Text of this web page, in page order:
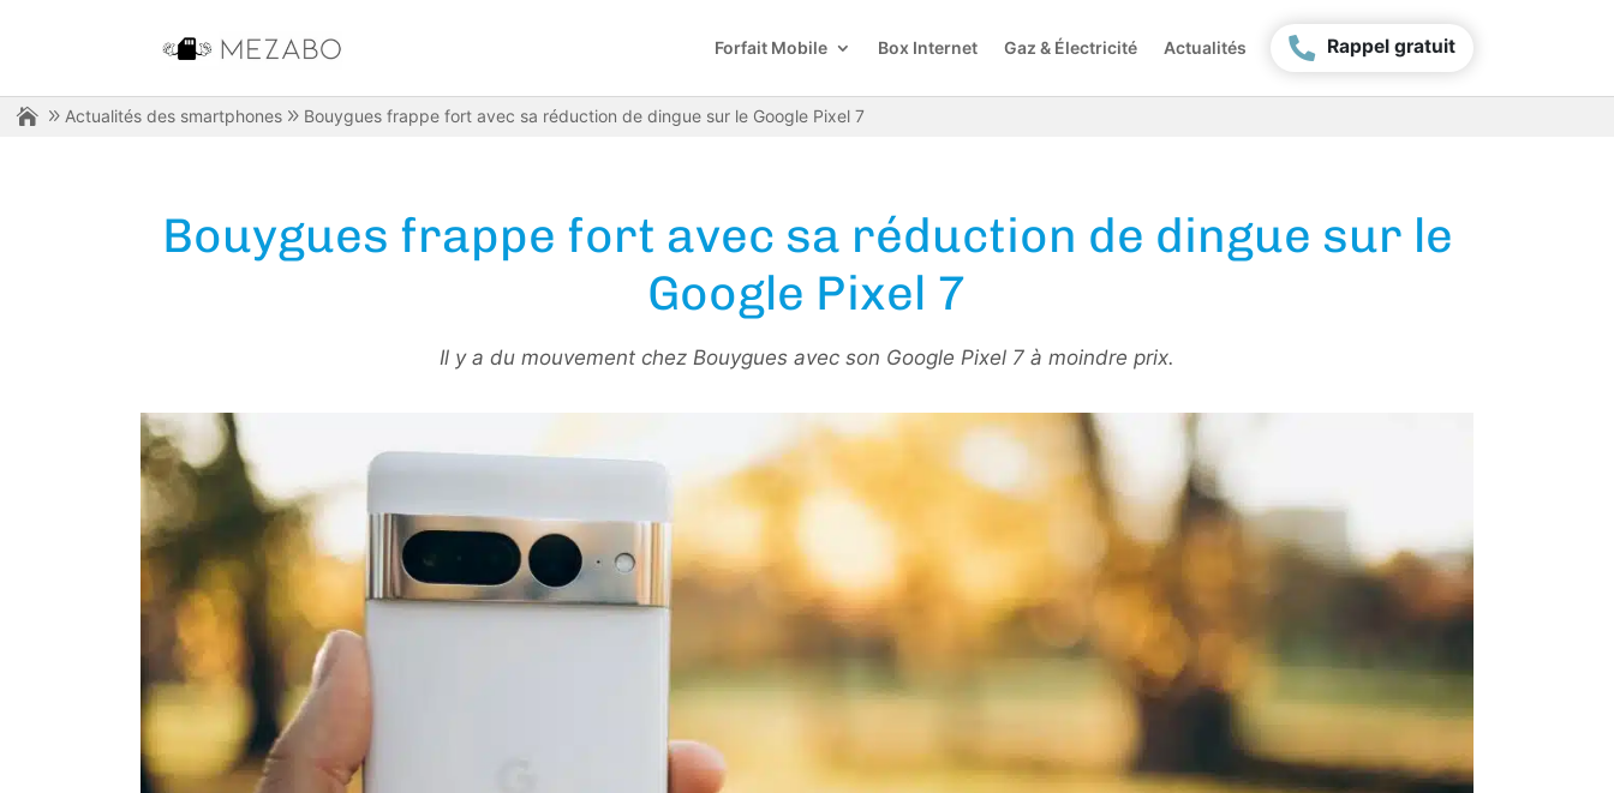
Forfait Mobile Box Internet Gaz & Électricité Actualités Rappel gratuit
Actualités des smartphones Bouygues frappe fort avec sa réduction de dingue sur le Google Pixel 7
Bouygues frappe fort avec sa réduction de dingue sur le
Google Pixel 7
Il y a du mouvement chez Bouygues avec son Google Pixel 7 à moindre prix.